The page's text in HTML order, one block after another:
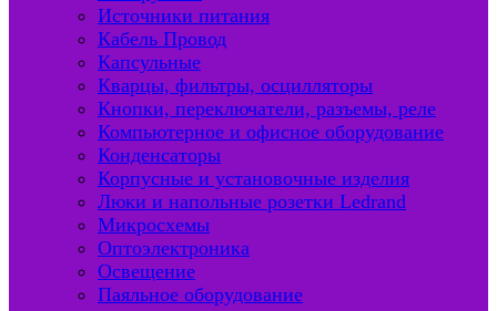
Источники питания
Кабель Провод
Капсульные
Кварцы, фильтры, осцилляторы
Кнопки, переключатели, разъемы, реле
Компьютерное и офисное оборудование
Конденсаторы
Корпусные и установочные изделия
Люки и напольные розетки Ledrand
Микросхемы
Оптоэлектроника
Освещение
Паяльное оборудование